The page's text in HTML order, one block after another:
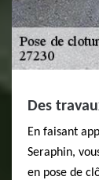
Des
En faisant
Seraphin,
en pose de